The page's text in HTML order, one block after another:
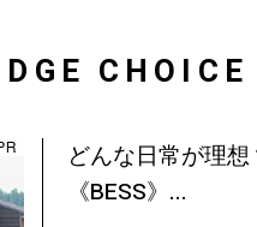
CHOICE
どんな日常が理想
《BESS》...